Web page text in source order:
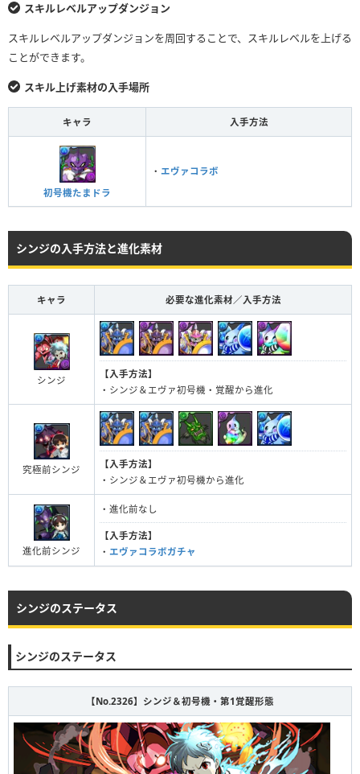
スキルレベルアップダンジョン
スキルレベルアップダンジョンを周回することで、スキルレベルを上げる
ことができます。
スキル上げ素材の入手場所
キャラ 入手方法
初号機たまドラ
・ エヴァコラボ
シンジの入手方法と進化素材
キャラ 必要な進化素材／入手方法
シンジ
【入手方法】
・シンジ＆エヴァ初号機・覚醒から進化
究極前シンジ
【入手方法】
・シンジ＆エヴァ初号機から進化
進化前シンジ
・進化前なし
【入手方法】
・ エヴァコラボガチャ
シンジのステータス
シンジのステータス
【No.2326】シンジ＆初号機・第1覚醒形態